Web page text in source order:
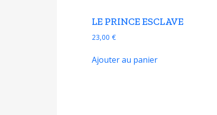
LE PRINCE ESCLAVE
23,00 €
Ajouter au panier